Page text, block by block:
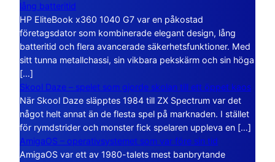
lång batteritid
HP EliteBook x360 1040 G7 var en påkostad
företagsdator som kombinerade elegant design, lång
batteritid och flera avancerade säkerhetsfunktioner. Med
sitt tunna metallchassi, sin vikbara pekskärm och sin höga
[…]
Skool Daze – spelet som gjorde skolan till ett öppet kaos
När Skool Daze släpptes 1984 till ZX Spectrum var det
något helt annat än de flesta spel på marknaden. I stället
för rymdstrider och monster fick spelaren uppleva en […]
AmigaOS – operativsystemet som var före sin tid
AmigaOS var ett av 1980-talets mest banbrytande